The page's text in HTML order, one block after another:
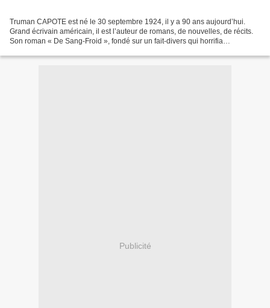
Truman CAPOTE est né le 30 septembre 1924, il y a 90 ans aujourd’hui.
Grand écrivain américain, il est l’auteur de romans, de nouvelles, de récits.
Son roman « De Sang-Froid », fondé sur un fait-divers qui horrifia
Publicité